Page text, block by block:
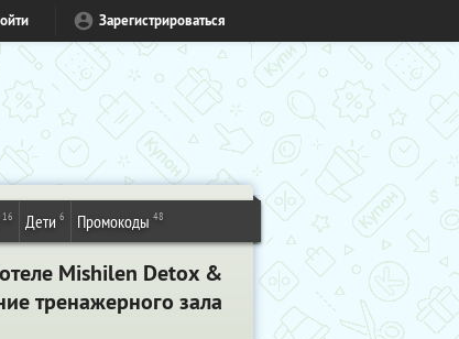
Зарегистрироваться
16 Дети 6 Промокоды 48
Mishilen Detox &
тренажерного зала